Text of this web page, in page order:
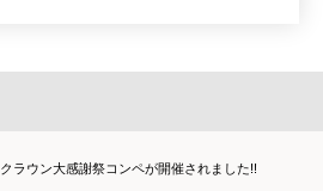
クラウン大感謝祭コンペが開催されました!!